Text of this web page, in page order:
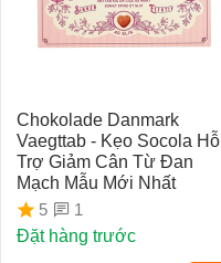
Chokolade Danmark
Vaegttab - Kẹo Socola Hỗ
Trợ Giảm Cân Từ Đan
Mạch Mẫu Mới Nhất
5
1
Đặt hàng trước